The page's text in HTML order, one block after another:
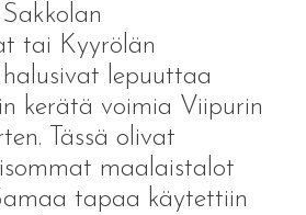
tai Kyyrölän
lepuuttaa
kerätä voimia Viipurin
Tässä olivat
maalaistalot
tapaa käytettiin